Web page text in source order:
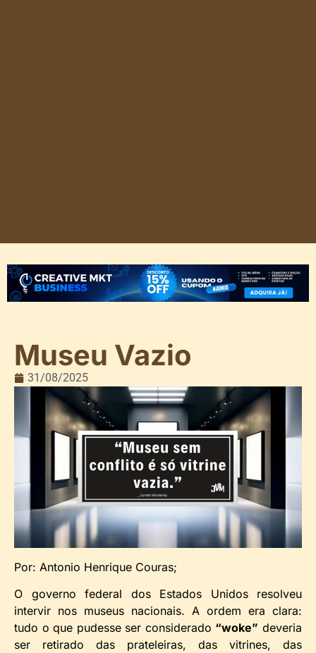
Museu Vazio
31/08/2025
Por: Antonio Henrique Couras;
O governo federal dos Estados Unidos resolveu
intervir nos museus nacionais. A ordem era clara:
tudo o que pudesse ser considerado “woke” deveria
ser retirado das prateleiras, das vitrines, das